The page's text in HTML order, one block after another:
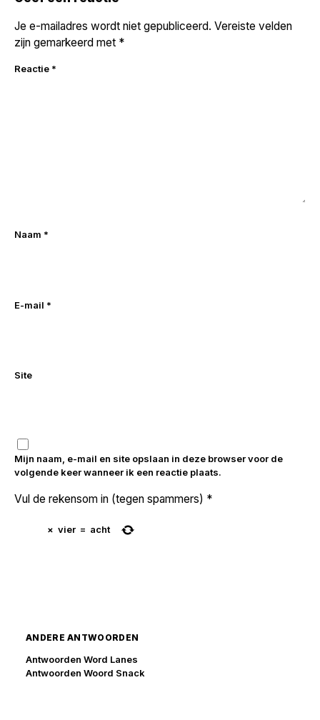
Je e-mailadres wordt niet gepubliceerd. Vereiste velden
zijn gemarkeerd met *
Reactie *
Naam *
E-mail *
Site
Mijn naam, e-mail en site opslaan in deze browser voor de
volgende keer wanneer ik een reactie plaats.
Vul de rekensom in (tegen spammers) *
× vier = acht
ANDERE ANTWOORDEN
Antwoorden Word Lanes
Antwoorden Woord Snack